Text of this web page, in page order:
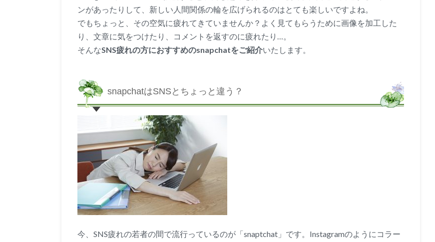
ンがあったりして、新しい人間関係の輪を広げられるのはとても楽しいですよね。
でもちょっと、その空気に疲れてきていませんか？よく見てもらうために画像を加工した
り、文章に気をつけたり、コメントを返すのに疲れたり…。
そんなSNS疲れの方におすすめのsnapchatをご紹介いたします。
snapchatはSNSとちょっと違う？
今、SNS疲れの若者の間で流行っているのが「snaptchat」です。Instagramのようにコラー